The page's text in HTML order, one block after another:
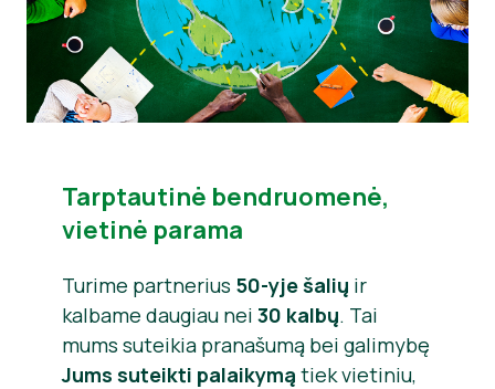
Tarptautinė bendruomenė,
vietinė parama
Turime partnerius 50-yje šalių ir
kalbame daugiau nei 30 kalbų. Tai
mums suteikia pranašumą bei galimybę
Jums suteikti palaikymą tiek vietiniu,